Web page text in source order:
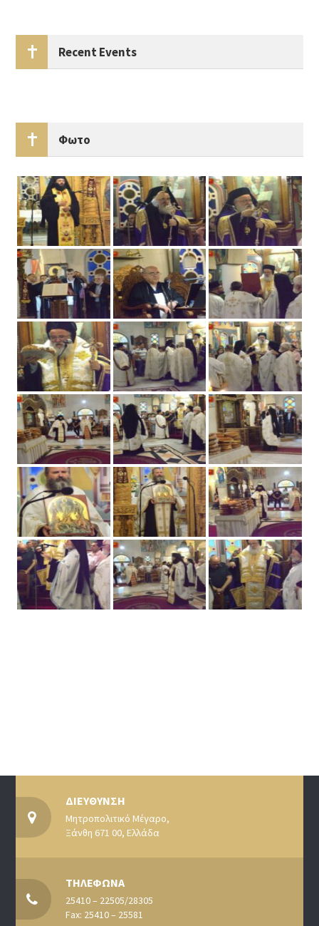
Recent Events
Φωτο
ΔΙΕΥΘΥΝΣΗ
Μητροπολιτικό Μέγαρο,
Ξάνθη 671 00, Ελλάδα
ΤΗΛΕΦΩΝΑ
25410 – 22505/28305
Fax: 25410 – 25581